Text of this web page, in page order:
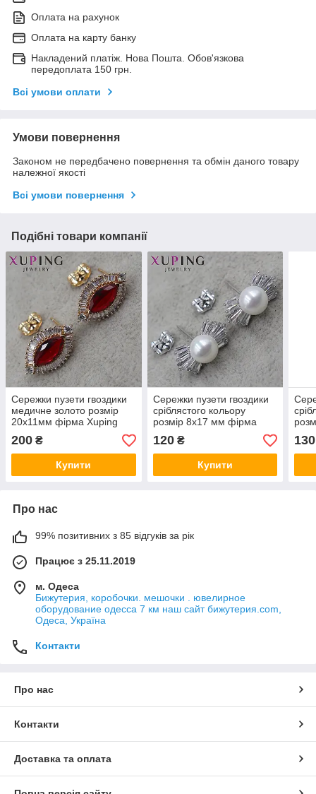
Оплата на рахунок
Оплата на карту банку
Накладений платіж. Нова Пошта. Обов'язкова
передоплата 150 грн.
Всі умови оплати
Умови повернення
Законом не передбачено повернення та обмін даного товару
належної якості
Всі умови повернення
Подібні товари компанії
Сережки пузети гвоздики
медичне золото розмір
20х11мм фірма Xuping
Jewelry з кристалами та
червоним рубіном
200 ₴
Купити
Сережки пузети гвоздики
сріблястого кольору
розмір 8х17 мм фірма
Xuping Jewelry з
кристалами та перлами
120₴
Купити
130
Про нас
99% позитивних з 85 відгуків за рік
Працює з 25.11.2019
м. Одеса
Бижутерия, коробочки. мешочки . ювелирное
оборудование одесса 7 км наш сайт бижутерия.com,
Одеса, Україна
Контакти
Про нас
Контакти
Доставка та оплата